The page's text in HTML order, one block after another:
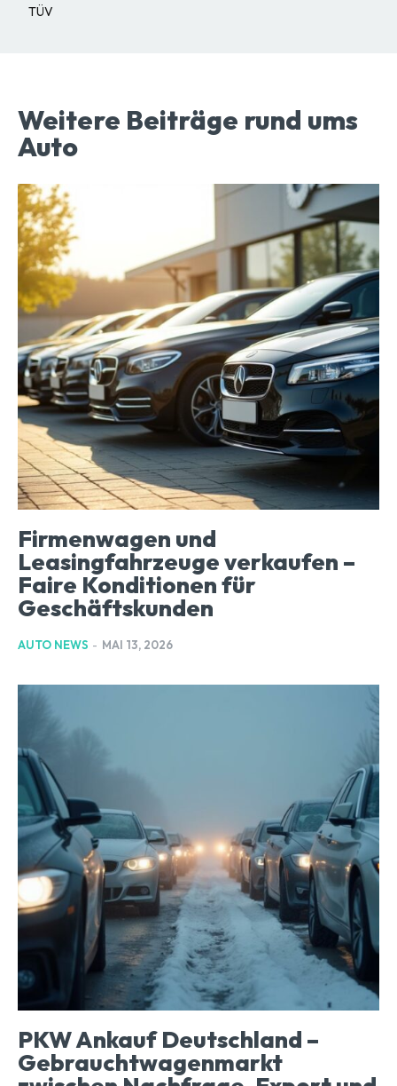
TÜV
Weitere Beiträge rund ums
Auto
Firmenwagen und
Leasingfahrzeuge verkaufen –
Faire Konditionen für
Geschäftskunden
AUTO NEWS - MAI 13, 2026
PKW Ankauf Deutschland –
Gebrauchtwagenmarkt